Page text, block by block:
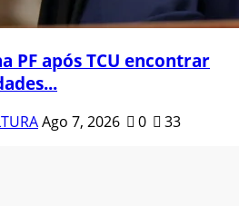
PF após TCU encontrar
Ago 7, 2026 0 33